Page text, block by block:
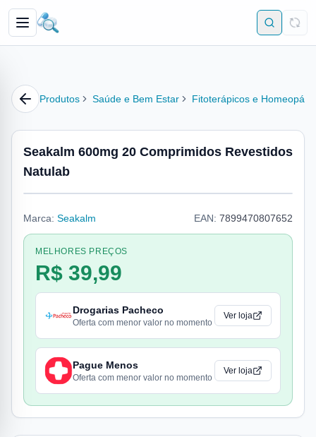
Produtos Saúde e Bem Estar Fitoterápicos e
Seakalm 600mg 20 Comprimidos Revestidos
Natulab
Marca: Seakalm EAN: 7899470807652
MELHORES PREÇOS
R$ 39,99
Drogarias Pacheco
Oferta com menor valor no momento
Ver loja
Pague Menos
Oferta com menor valor no momento
Ver loja